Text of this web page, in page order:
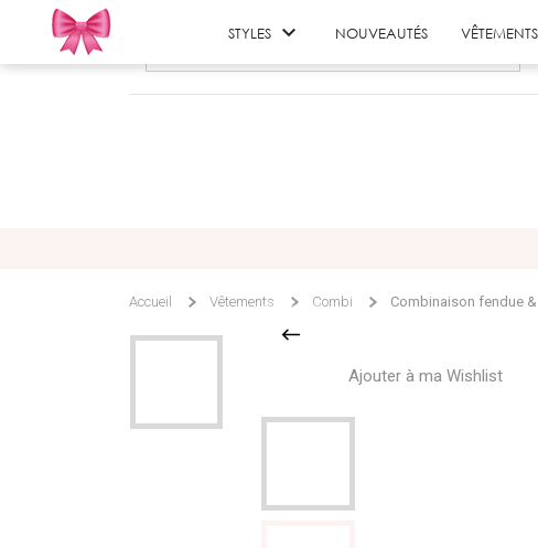
STYLES  NOUVEAUTÉS VÊTEMENTS
Accueil Vêtements Combi Combinaison fendue
Ajouter à ma Wishlist